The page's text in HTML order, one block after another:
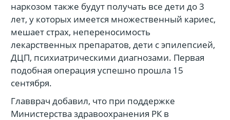
наркозом также будут получать все дети до 3
лет, у которых имеется множественный кариес,
мешает страх, непереносимость
лекарственных препаратов, дети с эпилепсией,
ДЦП, психиатрическими диагнозами. Первая
подобная операция успешно прошла 15
сентября.
Главврач добавил, что при поддержке
Министерства здравоохранения РК в